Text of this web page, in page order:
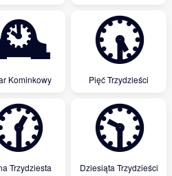
Kominkowy
🕠
Pięć Trzydzieści
Trzydziesta
🕥
Dziesiąta Trzydzieści